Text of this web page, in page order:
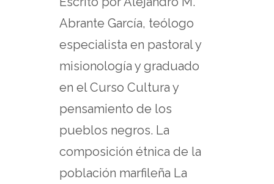
Abrante García, teólogo
especialista en pastoral y
misionología y graduado
en el Curso Cultura y
pensamiento de los
pueblos negros. La
composición étnica de la
población marfileña La